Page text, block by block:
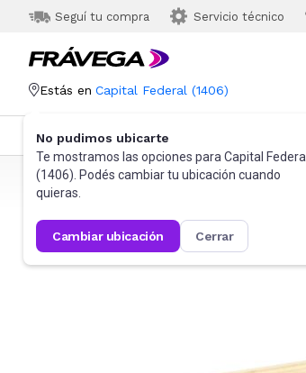
Seguí tu compra Servicio técnico
Estás en Capital Federal (1406)
No pudimos ubicarte
Te mostramos las opciones para Capital Federal
(1406). Podés cambiar tu ubicación cuando
quieras.
cambiar ubicación cerrar
Categorías Más Vendidos
Frávega Hogar Bazar Utensilios de cocina